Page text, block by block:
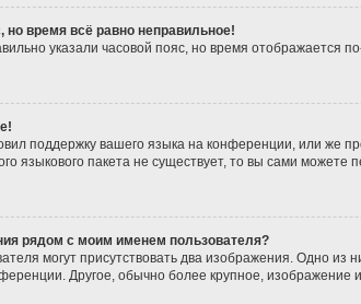
но время всё равно неправильное!
указали часовой пояс, но время отображается
поддержку вашего языка на конференции, или же
языкового пакета не существует, то вы сами
рядом с моим именем пользователя?
могут присутствовать два изображения. Одно
Другое, обычно более крупное, изображение